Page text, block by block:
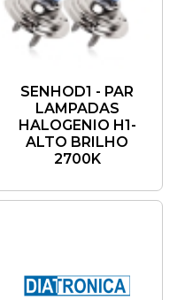
SENHOD1 - PAR
LAMPADAS
HALOGENIO H1-
ALTO BRILHO
2700K